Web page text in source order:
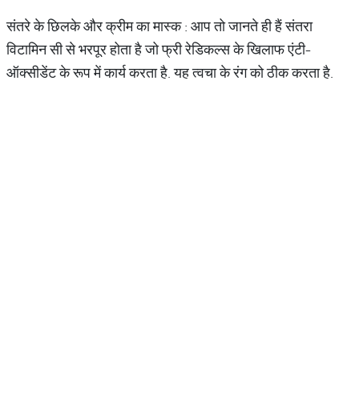
संतरे के छिलके और क्रीम का मास्क : आप तो जानते ही हैं संतरा
विटामिन सी से भरपूर होता है जो फ्री रेडिकल्स के खिलाफ एंटी-
ऑक्सीडेंट के रूप में कार्य करता है. यह त्वचा के रंग को ठीक करता है.